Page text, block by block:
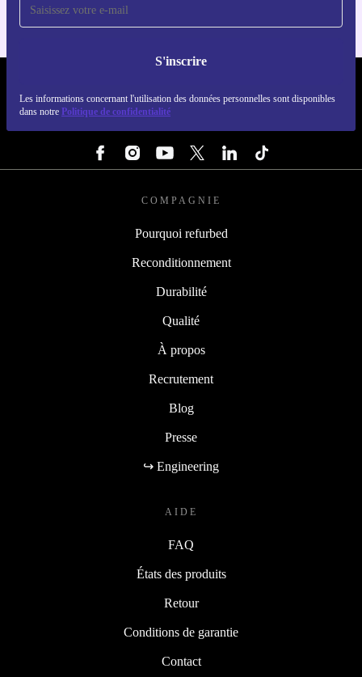
S'inscrire
Les informations concernant l'utilisation des données personnelles sont disponibles
dans notre Politique de confidentialité
COMPAGNIE
Pourquoi refurbed
Reconditionnement
Durabilité
Qualité
À propos
Recrutement
Blog
Presse
↪ Engineering
AIDE
FAQ
États des produits
Retour
Conditions de garantie
Contact